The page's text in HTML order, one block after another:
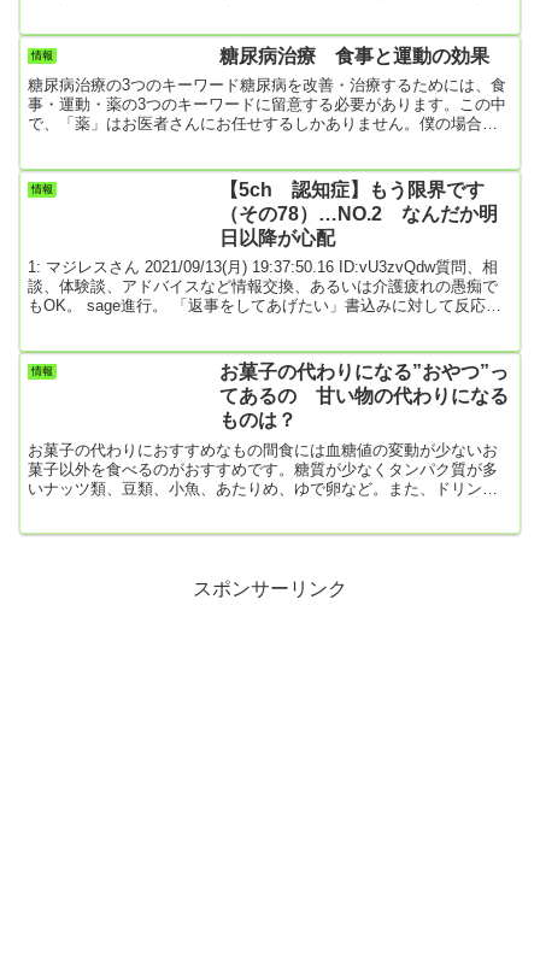
わせるようになりました。若い時は子育ても仕事もイケイケドンド
ンでやってきましたが、その生き方の結果が出るこの歳になると、
人生思うようにならないもんだなと…。お地蔵さんを見ると、我が
子や孫の幸せ・無事を...
情報 糖尿病治療 食事と運動の効果
糖尿病治療の3つのキーワード糖尿病を改善・治療するためには、食
事・運動・薬の3つのキーワードに留意する必要があります。この中
で、「薬」はお医者さんにお任せするしかありません。僕の場合、
と、自分が重篤な糖尿病患者に思えて元気が出ないんですよね（実
際重なんですけど）。なので、インスリン注射はしない方向で薬を
お願いしています。お医者さんがおっしゃるには、膵臓を薬で無理
情報
【5ch 認知症】もう限界です
（その78）…NO.2 なんだか明
日以降が心配
1: マジレスさん 2021/09/13(月) 19:37:50.16 ID:vU3zvQdw質問、相
談、体験談、アドバイスなど情報交換、あるいは介護疲れの愚痴で
もOK。 sage進行。 「返事をしてあげたい」書込みに対して反応し
レッドです。 心の悲鳴をそっと吐露し明日を何とか生きましょう。
認知症の家族と良好な関係を保てている人には抵抗のある内容もあ
情報
お菓子の代わりになる”おやつ”っ
てあるの 甘い物の代わりになる
ものは？
お菓子の代わりにおすすめなもの間食には血糖値の変動が少ないお
菓子以外を食べるのがおすすめです。糖質が少なくタンパク質が多
いナッツ類、豆類、小魚、あたりめ、ゆで卵など。また、ドリンク
けにして食べるのが望ましいです。間食をする際の注意点間食をす
スポンサーリンク